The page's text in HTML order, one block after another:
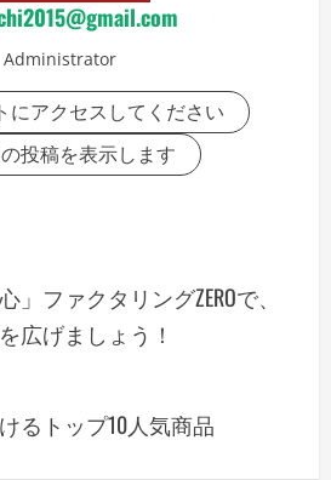
Administrator
にアクセスしてください
投稿を表示します
」ファクタリングZEROで、
広げましょう！
るトップ10人気商品